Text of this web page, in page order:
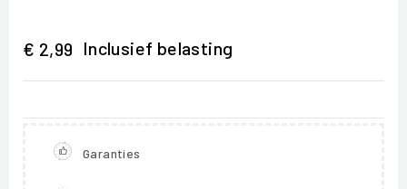
€ 2,99 Inclusief belasting
Garanties